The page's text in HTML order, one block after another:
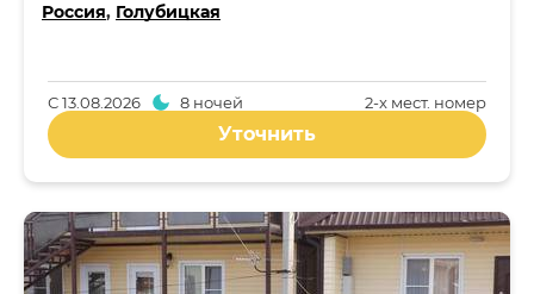
Россия, Голубицкая
2-x мест. номер
С13.08.2026 8 ночей
Уточнить